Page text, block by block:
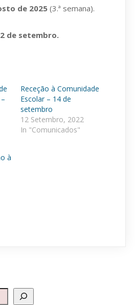
de 2025(3.ª semana).
de setembro.
Receção à Comunidade
Escolar – 14 de
setembro
12 Setembro, 2022
In "Comunicados"
à